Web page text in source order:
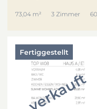
73,04 m² 3 Zimmer
Fertiggestellt
verkauft